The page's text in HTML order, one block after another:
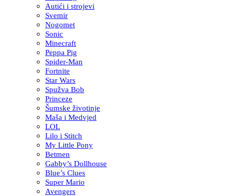
Autići i strojevi
Svemir
Nogomet
Sonic
Minecraft
Peppa Pig
Spider-Man
Fortnite
Star Wars
Spužva Bob
Princeze
Šumske životinje
Maša i Medvjed
LOL
Lilo i Stitch
My Little Pony
Betmen
Gabby’s Dollhouse
Blue’s Clues
Super Mario
Avengers